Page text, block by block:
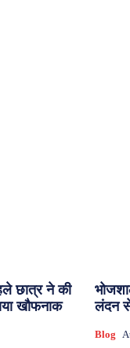
छात्र ने की
खौफनाक
लंदन से
Blog